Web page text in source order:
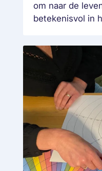
om naar de
betekenisvol in